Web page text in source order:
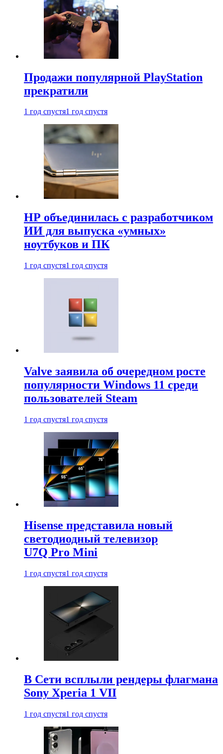
Продажи популярной PlayStation
прекратили
1 год спустя1 год спустя
HP объединилась с разработчиком
ИИ для выпуска «умных»
ноутбуков и ПК
1 год спустя1 год спустя
Valve заявила об очередном росте
популярности Windows 11 среди
пользователей Steam
1 год спустя1 год спустя
Hisense представила новый
светодиодный телевизор
U7Q Pro Mini
1 год спустя1 год спустя
В Сети всплыли рендеры флагмана
Sony Xperia 1 VII
1 год спустя1 год спустя